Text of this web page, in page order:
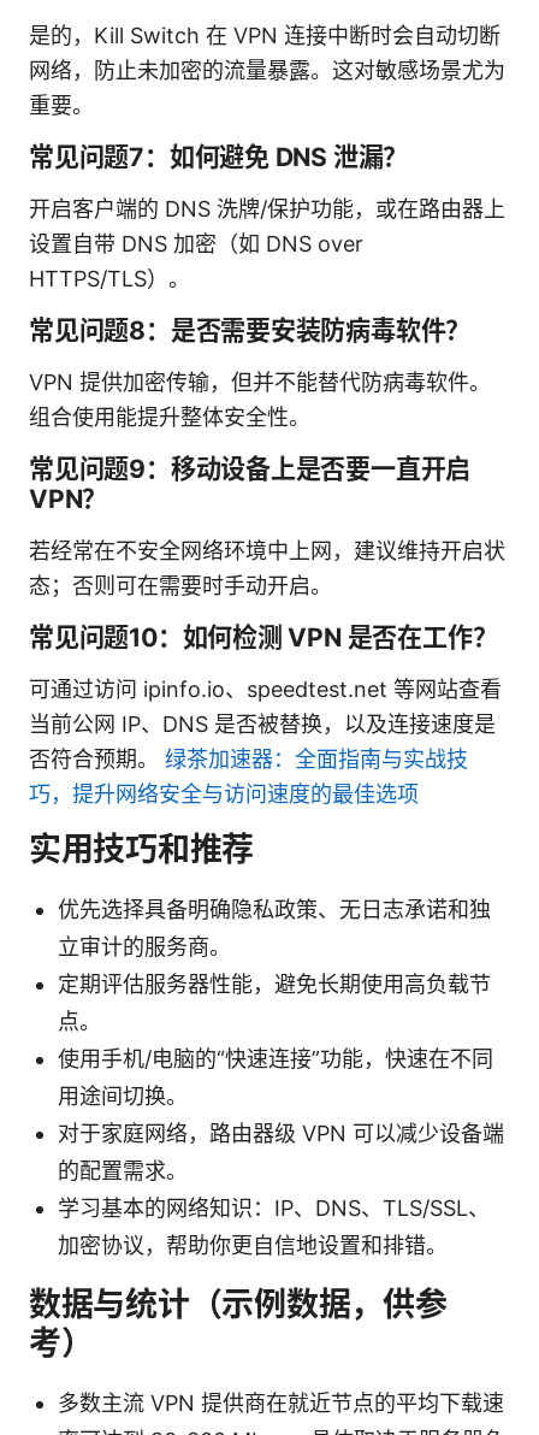
是的，Kill Switch 在 VPN 连接中断时会自动切断
网络，防止未加密的流量暴露。这对敏感场景尤为
重要。
常见问题7：如何避免 DNS 泄漏？
开启客户端的 DNS 洗牌/保护功能，或在路由器上
设置自带 DNS 加密（如 DNS over
HTTPS/TLS）。
常见问题8：是否需要安装防病毒软件？
VPN 提供加密传输，但并不能替代防病毒软件。
组合使用能提升整体安全性。
常见问题9：移动设备上是否要一直开启
VPN？
若经常在不安全网络环境中上网，建议维持开启状
态；否则可在需要时手动开启。
常见问题10：如何检测 VPN 是否在工作？
可通过访问 ipinfo.io、speedtest.net 等网站查看
当前公网 IP、DNS 是否被替换，以及连接速度是
否符合预期。 绿茶加速器：全面指南与实战技
巧，提升网络安全与访问速度的最佳选项
实用技巧和推荐
优先选择具备明确隐私政策、无日志承诺和独
立审计的服务商。
定期评估服务器性能，避免长期使用高负载节
点。
使用手机/电脑的“快速连接”功能，快速在不同
用途间切换。
对于家庭网络，路由器级 VPN 可以减少设备端
的配置需求。
学习基本的网络知识：IP、DNS、TLS/SSL、
加密协议，帮助你更自信地设置和排错。
数据与统计（示例数据，供参
考）
多数主流 VPN 提供商在就近节点的平均下载速